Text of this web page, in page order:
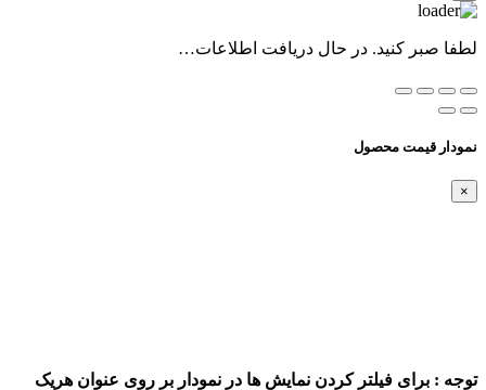
لطفا صبر کنید. در حال دریافت اطلاعات…
نمودار قیمت محصول
×
توجه : برای فیلتر کردن نمایش ها در نمودار بر روی عنوان هریک